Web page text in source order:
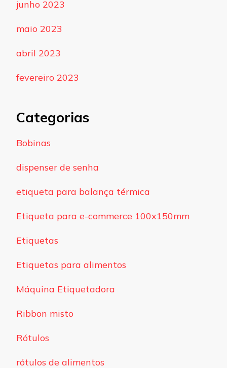
junho 2023
maio 2023
abril 2023
fevereiro 2023
Categorias
Bobinas
dispenser de senha
etiqueta para balança térmica
Etiqueta para e-commerce 100x150mm
Etiquetas
Etiquetas para alimentos
Máquina Etiquetadora
Ribbon misto
Rótulos
rótulos de alimentos